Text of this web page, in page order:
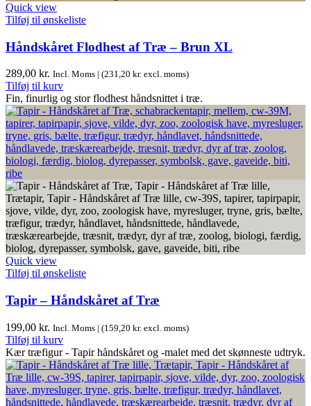
Quick view
Tilføj til ønskeliste
Håndskåret Flodhest af Træ – Brun XL
289,00 kr. Incl. Moms | (231,20 kr. excl. moms)
Tilføj til kurv
Fin, finurlig og stor flodhest håndsnittet i træ.
Quick view
Tilføj til ønskeliste
Tapir – Håndskåret af Træ
199,00 kr. Incl. Moms | (159,20 kr. excl. moms)
Tilføj til kurv
Kær træfigur - Tapir håndskåret og -malet med det skønneste udtryk.